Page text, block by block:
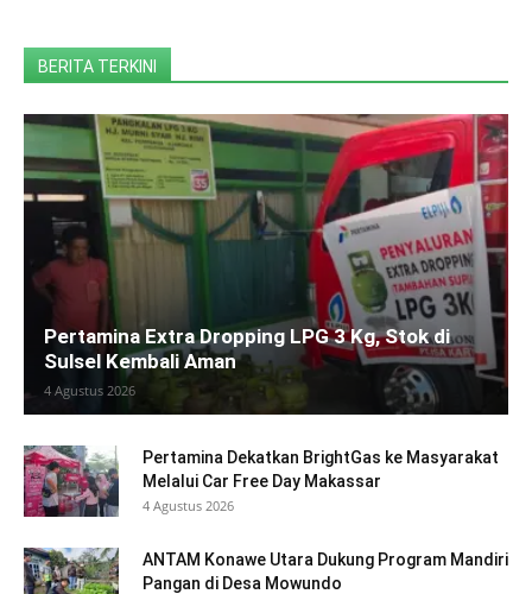
BERITA TERKINI
Pertamina Extra Dropping LPG 3 Kg, Stok di
Sulsel Kembali Aman
4 Agustus 2026
Pertamina Dekatkan BrightGas ke Masyarakat
Melalui Car Free Day Makassar
4 Agustus 2026
ANTAM Konawe Utara Dukung Program Mandiri
Pangan di Desa Mowundo